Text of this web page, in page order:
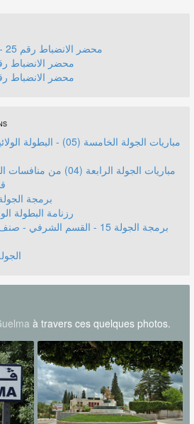
محضر الانضباط رقم 25 - صنف الأكابر
محضر الانضباط رقم 24 -
محضر الانضباط رقم 23 -
مباريات الجولة الخامسة
مباريات الجولة الرابعة
برمجة الجولة 03 فئة أقل من 11
رزنامة البطولة
برمجة الجولة 15 - القسم
à travers ces quelques photos.